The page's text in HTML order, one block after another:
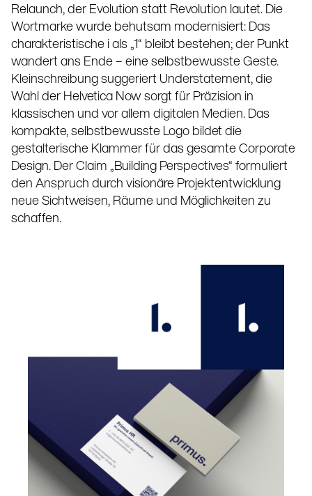
Relaunch, der Evolution statt Revolution lautet. Die
Wortmarke wurde behutsam modernisiert: Das
charakteristische i als „1“ bleibt bestehen; der Punkt
wandert ans Ende – eine selbstbewusste Geste.
Kleinschreibung suggeriert Understatement, die
Wahl der Helvetica Now sorgt für Präzision in
klassischen und vor allem digitalen Medien. Das
kompakte, selbstbewusste Logo bildet die
gestalterische Klammer für das gesamte Corporate
Design. Der Claim „Building Perspectives“ formuliert
den Anspruch durch visionäre Projektentwicklung
neue Sichtweisen, Räume und Möglichkeiten zu
schaffen.